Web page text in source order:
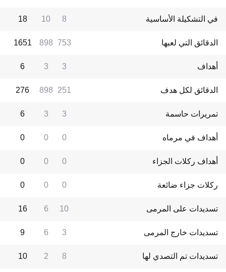
في التشكيلة الأساسية 8
10
18
الدقائق التي لعبها 753
898
1651
أهداف 3
3
6
الدقائق لكل هدف 251
898
276
تمريرات حاسمة 3
3
6
أهداف في مرماه 0
0
0
أهداف ركلات الجزاء 0
0
0
ركلات جزاء ضائعة 0
0
0
تسديدات على المرمى 10
6
16
تسديدات خارج المرمى 3
6
9
تسديدات تم التصدي لها 8
2
10